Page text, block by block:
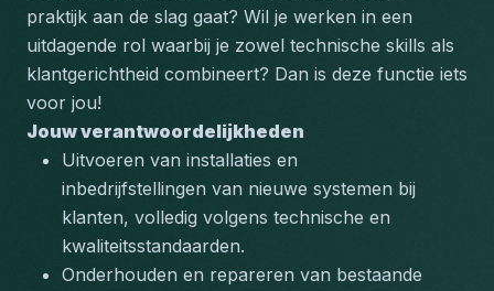
praktijk aan de slag gaat? Wil je werken in een
uitdagende rol waarbij je zowel technische skills als
klantgerichtheid combineert? Dan is deze functie iets
voor jou!
Jouw verantwoordelijkheden
Uitvoeren van installaties en
inbedrijfstellingen van nieuwe systemen bij
klanten, volledig volgens technische en
kwaliteitsstandaarden.
Onderhouden en repareren van bestaande